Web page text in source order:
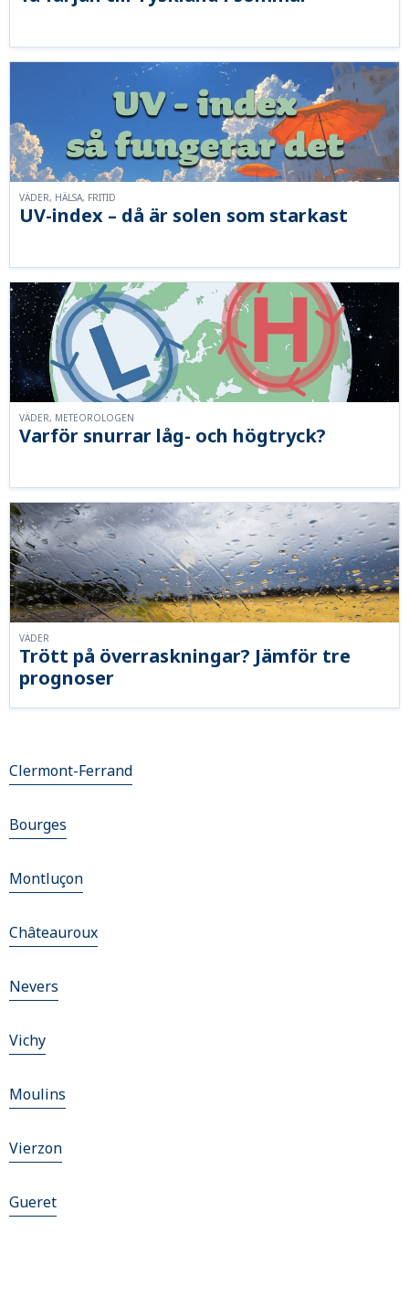
UV-index – då är solen som starkast
VÄDER, HÄLSA, FRITID
Varför snurrar låg- och högtryck?
VÄDER, METEOROLOGEN
Trött på överraskningar? Jämför tre
prognoser
VÄDER
Clermont-Ferrand
Bourges
Montluçon
Châteauroux
Nevers
Vichy
Moulins
Vierzon
Gueret